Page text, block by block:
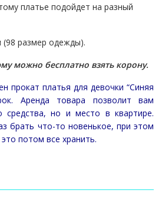
платье подойдет на разный
размер одежды).
можно бесплатно взять корону.
прокат платья для девочки “Синяя
Аренда товара позволит вам
средства, но и место в квартире.
брать что-то новенькое, при этом
потом все хранить.